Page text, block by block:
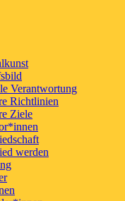
und Erzähler e.V.
Verantwortung
Richtlinien
Ziele
werden